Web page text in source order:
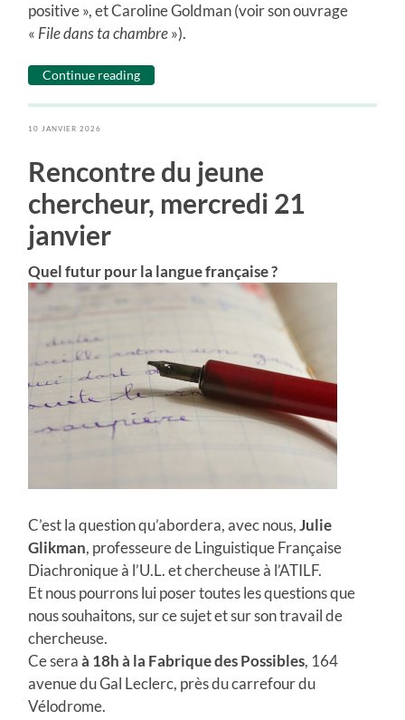
positive », et Caroline Goldman (voir son ouvrage
« File dans ta chambre»).
Continue reading
10 JANVIER 2026
Rencontre du jeune
chercheur, mercredi 21
janvier
Quel futur pour la langue française ?
C’est la question qu’abordera, avec nous,Julie
Glikman, professeure de Linguistique Française
Diachronique à l’U.L. et chercheuse à l’ATILF.
Et nous pourrons lui poser toutes les questions que
nous souhaitons, sur ce sujet et sur son travail de
chercheuse.
Ce seraà 18h à la Fabrique desPossibles, 164
avenue du Gal Leclerc, près du carrefour du
Vélodrome.